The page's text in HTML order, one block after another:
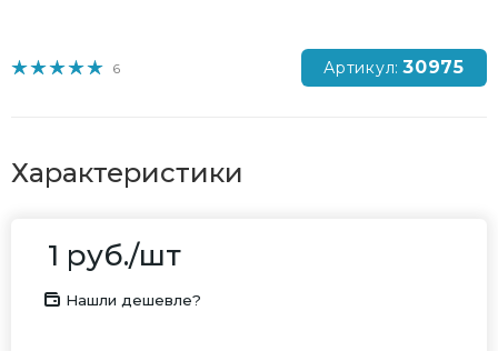
6 Артикул: 30975
Характеристики
1 руб./шт
Нашли дешевле?